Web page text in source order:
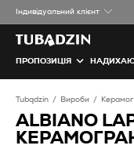
Iндивідуальний клієнт
ПРОПОЗИЦІЯ
Tubądzin Вироби
ALBIANO